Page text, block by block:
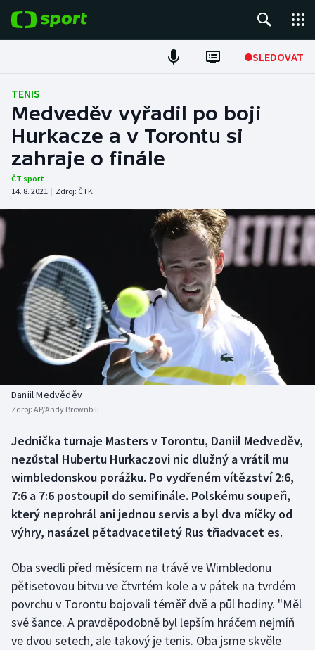
SLEDOVAT
Fotbal
Hokej
Tenis
Atletika
DALŠÍ SPORTY
Americký fotbal
Baseball a softbal
Basketbal
Biatlon
Box
Curling
Dostihy
Florbal
Golf
NEPŘEHLÉDNĚTE
Soutěže
Historické návraty
Aplikace ČT sport
TENIS
Medveděv vyřadil po boji
Hurkacze a v Torontu si
zahraje o finále
ČT sport
14. 8. 2021 | Zdroj: ČTK
Daniil Medvěděv
Zdroj: AP/Andy Brownbill
Jednička turnaje Masters v Torontu, Daniil Medveděv,
nezůstal Hubertu Hurkaczovi nic dlužný a vrátil mu
wimbledonskou porážku. Po vydřeném vítězství 2:6,
7:6 a 7:6 postoupil do semifinále. Polskému soupeři,
který neprohrál ani jednou servis a byl dva míčky od
výhry, nasázel pětadvacetiletý Rus třiadvacet es.
Oba svedli před měsícem na trávě ve Wimbledonu
pětisetovou bitvu ve čtvrtém kole a v pátek na tvrdém
povrchu v Torontu bojovali téměř dvě a půl hodiny. "Měl
své šance. A pravděpodobně byl lepším hráčem nejmíň
ve dvou setech, ale takový je tenis. Oba jsme skvěle